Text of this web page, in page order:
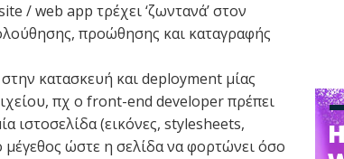
/ web app τρέχει ‘ζωντανά’ στον
προώθησης και καταγραφής
κατασκευή και deployment μίας
πχ ο front-end developer πρέπει
ιστοσελίδα (εικόνες, stylesheets,
ώστε η σελίδα να φορτώνει όσο